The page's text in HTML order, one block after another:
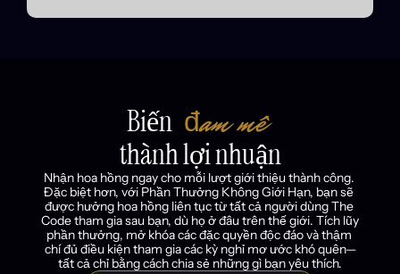
Biến đam mê
thành lợi nhuận
Nhận hoa hồng ngay cho mỗi lượt giới thiệu thành công.
Đặc biệt hơn, với Phần Thưởng Không Giới Hạn, bạn sẽ
được hưởng hoa hồng liên tục từ tất cả người dùng The
Code tham gia sau bạn, dù họ ở đâu trên thế giới. Tích lũy
phần thưởng, mở khóa các đặc quyền độc đáo và thậm
chí đủ điều kiện tham gia các kỳ nghỉ mơ ước khó quên—
tất cả chỉ bằng cách chia sẻ những gì bạn yêu thích.